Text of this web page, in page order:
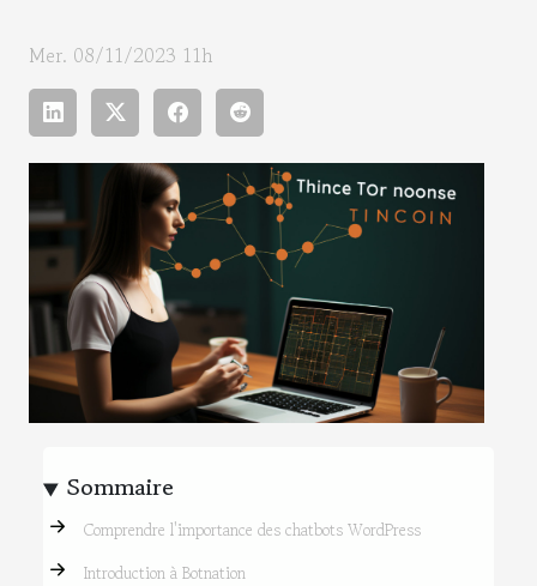
Mer. 08/11/2023 11h
Sommaire
Comprendre l'importance des chatbots WordPress
Introduction à Botnation